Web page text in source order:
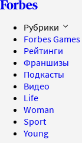
Рубрики
Forbes Games
Рейтинги
Франшизы
Подкасты
Видео
Life
Woman
Sport
Young